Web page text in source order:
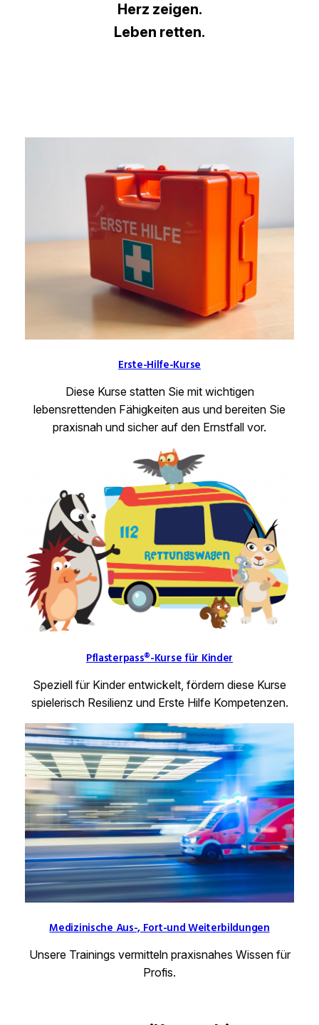
Herz zeigen.
Leben retten.
Erste-Hilfe-Kurse
Diese Kurse statten Sie mit wichtigen
lebensrettenden Fähigkeiten aus und bereiten Sie
praxisnah und sicher auf den Ernstfall vor.
Pflasterpass®-Kurse für Kinder
Speziell für Kinder entwickelt, fördern diese Kurse
spielerisch Resilienz und Erste Hilfe Kompetenzen.
Medizinische Aus-, Fort-und Weiterbildungen
Unsere Trainings vermitteln praxisnahes Wissen für
Profis.